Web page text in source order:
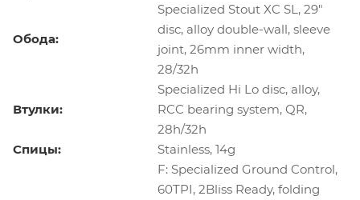
Обода:
Specialized Stout XC SL, 29"
disc, alloy double-wall, sleeve
joint, 26mm inner width,
28/32h
Втулки:
Specialized Hi Lo disc, alloy,
RCC bearing system, QR,
28h/32h
Спицы:
Stainless, 14g
F: Specialized Ground Control,
60TPI, 2Bliss Ready, folding